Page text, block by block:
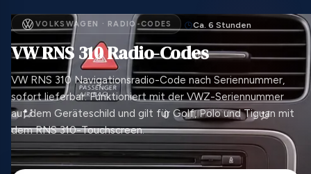
VOLKSWAGEN · RADIO-CODES Ca. 6 Stunden
VW RNS 310 Radio-Codes
VW RNS 310 Navigationsradio-Code nach Seriennummer,
sofort lieferbar. Funktioniert mit der VWZ-Seriennummer
auf dem Geräteschild und gilt für Golf, Polo und Tiguan mit
dem RNS 310-Touchscreen.